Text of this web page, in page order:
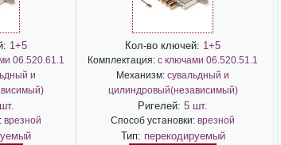
1+5
06.520.61.1
и
врезной
Кол-во ключей: 1+5
Комплектация: с ключами 06.520.51.1
Механизм: сувальдный и
цилиндровый(независимый)
Ригелей: 5 шт.
Способ установки: врезной
Тип: перекодируемый